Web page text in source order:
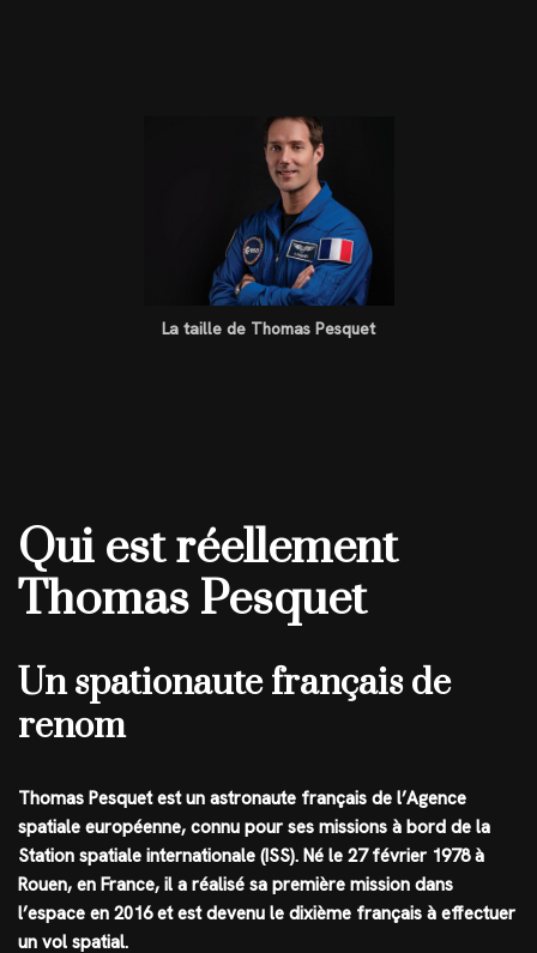
La taille de Thomas Pesquet
Qui est réellement
Thomas Pesquet
Un spationaute français de
renom
Thomas Pesquet est un astronaute français de l’Agence
spatiale européenne, connu pour ses missions à bord de la
Station spatiale internationale (ISS). Né le 27 février 1978 à
Rouen, en France, il a réalisé sa première mission dans
l’espace en 2016 et est devenu le dixième français à effectuer
un vol spatial.